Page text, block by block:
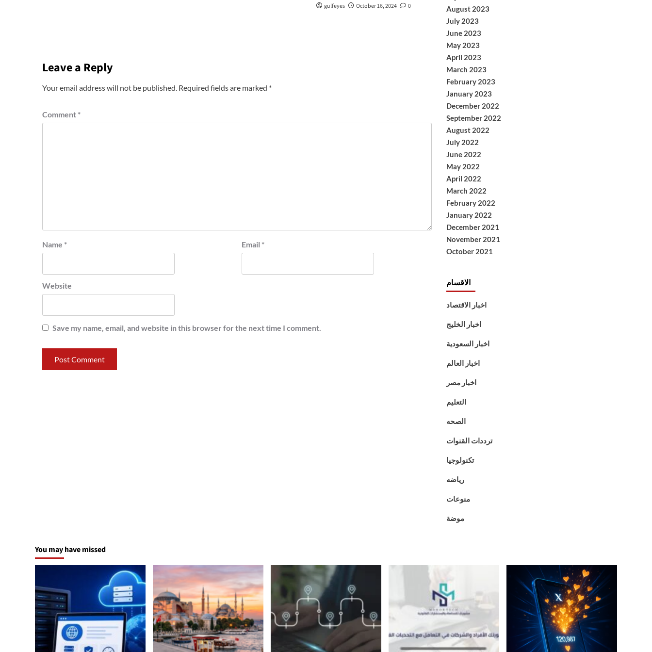
gulfeyes October 16, 2024 0
Leave a Reply
Your email address will not be published. Required fields are marked *
Comment *
Name * Email *
Website
Save my name, email, and website in this browser for the next time I comment.
August 2023
July 2023
June 2023
May 2023
April 2023
March 2023
February 2023
January 2023
December 2022
September 2022
August 2022
July 2022
June 2022
May 2022
April 2022
March 2022
February 2022
January 2022
December 2021
November 2021
October 2021
الاقسام
اخبار الاقتصاد
اخبار الخليج
اخبار السعودية
اخبار العالم
اخبار مصر
التعليم
الصحه
ترددات القنوات
تكنولوجيا
رياضه
منوعات
موضة
You may have missed